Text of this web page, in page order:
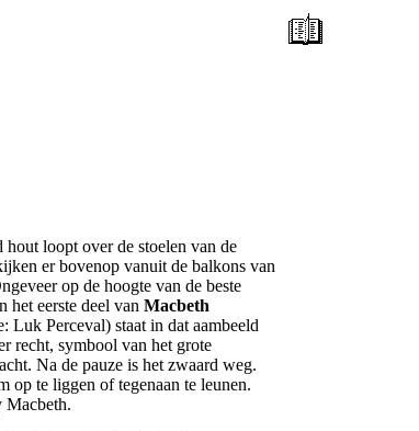
loopt over de stoelen van de
er bovenop vanuit de balkons van
op de hoogte van de beste
het eerste deel van Macbeth
Luk Perceval) staat in dat aambeeld
recht, symbool van het grote
Na de pauze is het zwaard weg.
op te liggen of tegenaan te leunen.
Macbeth.